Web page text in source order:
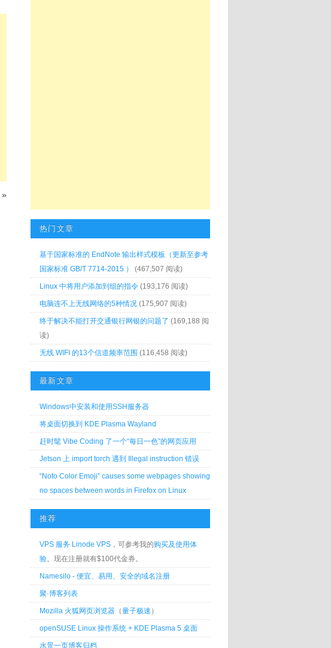
»
热门文章
基于国家标准的 EndNote 输出样式模板（更新至参考
国家标准 GB/T 7714-2015 ）
(467,507 阅读)
Linux 中将用户添加到组的指令 (193,176 阅读)
电脑连不上无线网络的5种情况 (175,907 阅读)
终于解决不能打开交通银行网银的问题了 (169,188 阅
读)
无线 WIFI 的13个信道频率范围 (116,458 阅读)
最新文章
Windows中安装和使用SSH服务器
将桌面切换到 KDE Plasma Wayland
赶时髦 Vibe Coding 了一个“每日一色”的网页应用
Jetson 上 import torch 遇到 Illegal instruction 错误
“Noto Color Emoji” causes some webpages showing
no spaces between words in Firefox on Linux
推荐
VPS 服务 Linode VPS ，可参考我的购买及使用体
验。现在注册就有$100代金券。
Namesilo - 便宜、易用、安全的域名注册
聚·博客列表
Mozilla 火狐网页浏览器 （量子极速 ）
openSUSE Linux 操作系统 + KDE Plasma 5 桌面
水景一页博客归档